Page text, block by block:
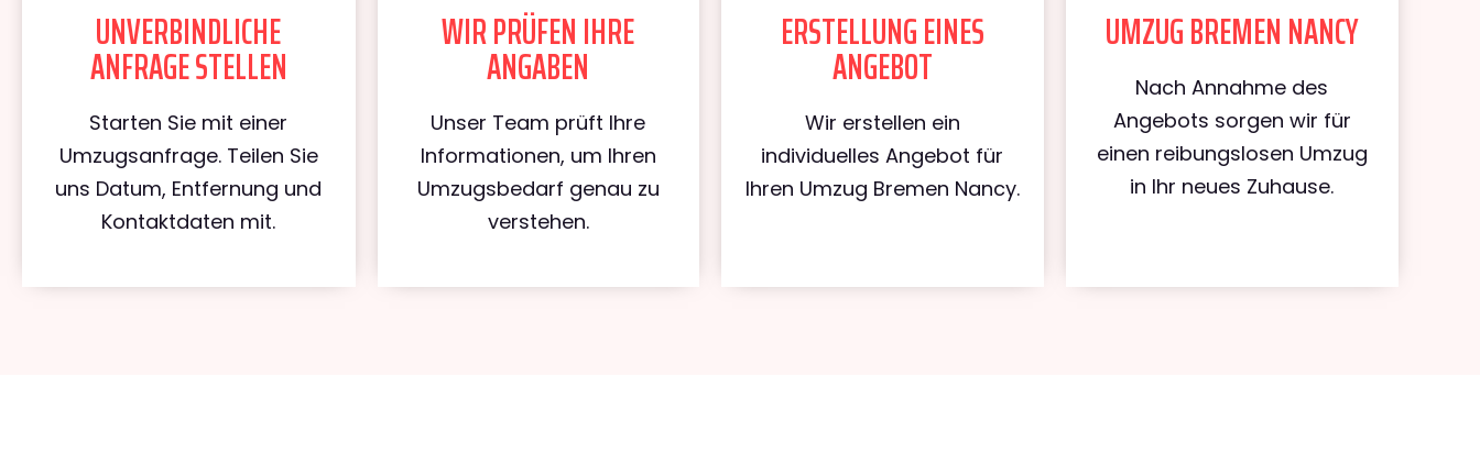
UNVERBINDLICHE
ANFRAGE STELLEN
Starten Sie mit einer
Umzugsanfrage. Teilen Sie
uns Datum, Entfernung und
Kontaktdaten mit.
WIR PRÜFEN IHRE
ANGABEN
Unser Team prüft Ihre
Informationen, um Ihren
Umzugsbedarf genau zu
verstehen.
ERSTELLUNG EINES
ANGEBOT
Wir erstellen ein
individuelles Angebot für
Ihren Umzug Bremen Nancy.
UMZUG BREMEN NANCY
Nach Annahme des
Angebots sorgen wir für
einen reibungslosen Umzug
in Ihr neues Zuhause.